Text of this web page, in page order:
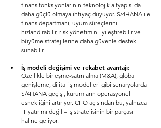
finans fonksiyonlarının teknolojik altyapısı da
daha güçlü olmaya ihtiyaç duyuyor. S/4HANA ile
finans departmanı, uyum süreçlerini
hızlandırabilir, risk yönetimini iyileştirebilir ve
büyüme stratejilerine daha güvenle destek
sunabilir.
İş modeli değişimi ve rekabet avantajı:
Özellikle birleşme-satın alma (M&A), global
genişleme, dijital iş modelleri gibi senaryolarda
S/4HANA geçişi, kurumların operasyonel
esnekliğini artırıyor. CFO açısından bu, yalnızca
IT yatırımı değil – iş stratejisinin bir parçası
haline geliyor.